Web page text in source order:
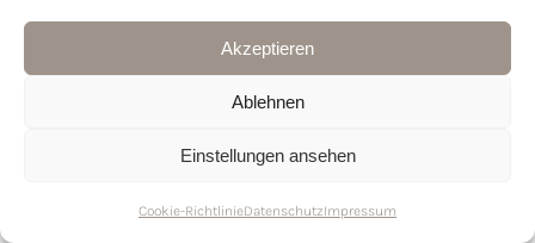
Akzeptieren
Ablehnen
Einstellungen ansehen
Cookie-RichtlinieDatenschutzImpressum
11
nach Vereinbarung